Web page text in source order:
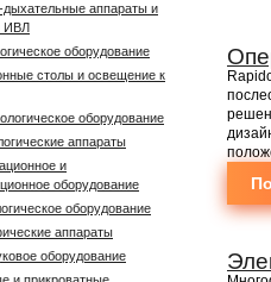
дыхательные аппараты и
ИВЛ
оборудование
столы и освещение к
оборудование
аппараты
и
оборудование
оборудование
аппараты
оборудование